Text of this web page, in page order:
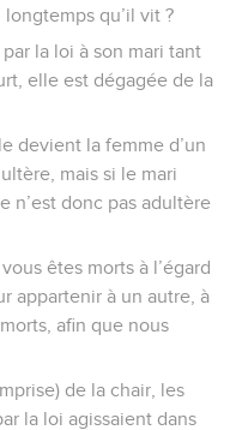
qu’il vit ?
la loi à son mari tant
elle est dégagée de la
devient la femme d’un
mais si le mari
n’est donc pas adultère
êtes morts à l’égard
appartenir à un autre, à
afin que nous
de la chair, les
la loi agissaient dans